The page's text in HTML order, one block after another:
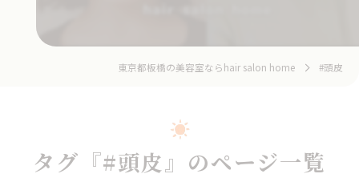
東京都板橋の美容室ならhair salon home #頭皮
タグ『#頭皮』のページ一覧